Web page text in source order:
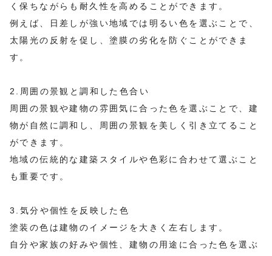
く保ちながらも耐久性を高めることができます。
例えば、日差しが強い地域では明るい色を選ぶことで、
太陽光の反射を促し、塗膜の劣化を防ぐことができま
す。
2.周囲の景観と調和した色合い
周囲の景観や建物の雰囲気に合った色を選ぶことで、建
物が自然に調和し、周囲の景観を美しく引き立てること
ができます。
地域の伝統的な建築スタイルや色彩に合わせて選ぶこと
も重要です。
3.気分や個性を反映した色
塗装の色は建物のイメージを大きく左右します。
自分や家族の好みや個性、建物の用途に合った色を選ぶ